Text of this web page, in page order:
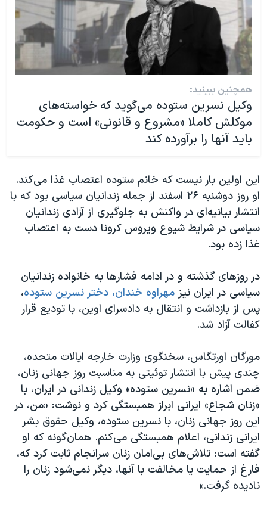
همچنین ببینید:
وکیل نسرین ستوده می‌گوید که خواسته‌های
موکلش کاملا «مشروع و قانونی» است و حکومت
باید آنها را برآورده کند
این اولین بار نیست که خانم ستوده اعتصاب غذا می‌کند.
او روز دوشنبه ۲۶ اسفند از جمله زندانیان سیاسی بود که با
انتشار بیانیه‌ای در واکنش به جلوگیری از آزادی زندانیان
سیاسی در شرایط شیوع ویروس کرونا دست به اعتصاب
غذا زده بود.
در روزهای گذشته و در ادامه فشارها به خانواده زندانیان
سیاسی در ایران نیز مهراوه خندان، دختر نسرین ستوده،
پس از بازداشت و انتقال به دادسرای اوین، با تودیع قرار
کفالت آزاد شد.
مورگان اورتگاس، سخنگوی وزارت خارجه ایالات متحده،
چندی پیش با انتشار توئیتی به مناسبت روز جهانی زنان،
ضمن اشاره به «نسرین ستوده» وکیل زندانی در ایران،‌ با
«زنان شجاع» ایرانی ابراز همبستگی کرد و نوشت: «من، در
این روز جهانی زنان، با نسرین ستوده، وکیل حقوق بشر
ایرانی زندانی، اعلام همبستگی می‌کنم. همان‌گونه که او
گفته است: تلاش‌های بی‌امان زنان سرانجام ثابت کرد که،
فارغ از حمایت یا مخالفت با آنها، دیگر نمی‌شود زنان را
نادیده گرفت.»